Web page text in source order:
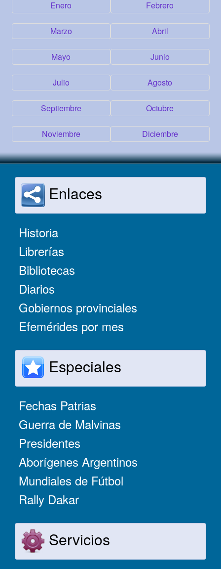
Enero Febrero
Marzo Abril
Mayo Junio
Julio Agosto
Septiembre Octubre
Noviembre Diciembre
Enlaces
Historia
Librerías
Bibliotecas
Diarios
Gobiernos provinciales
Efemérides por mes
Especiales
Fechas Patrias
Guerra de Malvinas
Presidentes
Aborígenes Argentinos
Mundiales de Fútbol
Rally Dakar
Servicios